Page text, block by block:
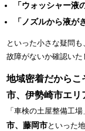
「ウォッシャー液
「ノズルから液が
といった小さな疑問
故障がないか確認いた
地域密着だからこ
市、伊勢崎市エリ
「車検の土屋整備工場
市、藤岡市といった